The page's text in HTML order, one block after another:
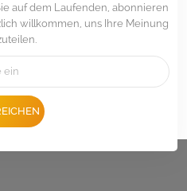
auf dem Laufenden, abonnieren
willkommen, uns Ihre Meinung